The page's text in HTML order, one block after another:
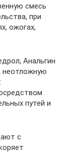
смесь
при
ожогах,
Анальгин
неотложную
путей и
с